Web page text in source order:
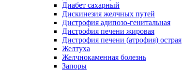
Диабет сахарный
Дискинезия желчных путей
Дистрофия адипозо-генитальная
Дистрофия печени жировая
Дистрофия печени (атрофия) острая
Желтуха
Желчнокаменная болезнь
Запоры